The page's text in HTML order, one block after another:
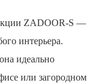
ZADOOR-S —
интерьера.
идеально
или загородном